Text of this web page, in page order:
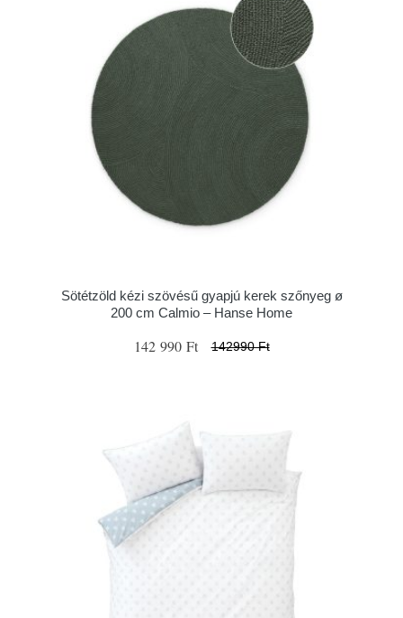
Sötétzöld kézi szövésű gyapjú kerek szőnyeg ø
200 cm Calmio – Hanse Home
142 990 Ft 142990 Ft